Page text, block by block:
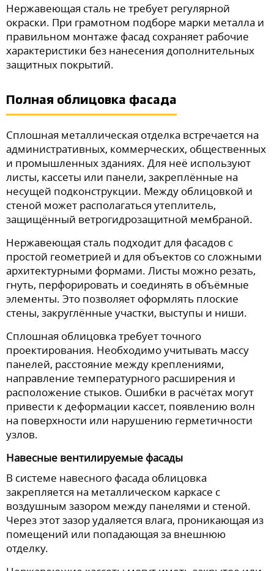
Нержавеющая сталь не требует регулярной
окраски. При грамотном подборе марки металла и
правильном монтаже фасад сохраняет рабочие
характеристики без нанесения дополнительных
защитных покрытий.
Полная облицовка фасада
Сплошная металлическая отделка встречается на
административных, коммерческих, общественных
и промышленных зданиях. Для неё используют
листы, кассеты или панели, закреплённые на
несущей подконструкции. Между облицовкой и
стеной может располагаться утеплитель,
защищённый ветрогидрозащитной мембраной.
Нержавеющая сталь подходит для фасадов с
простой геометрией и для объектов со сложными
архитектурными формами. Листы можно резать,
гнуть, перфорировать и соединять в объёмные
элементы. Это позволяет оформлять плоские
стены, закруглённые участки, выступы и ниши.
Сплошная облицовка требует точного
проектирования. Необходимо учитывать массу
панелей, расстояние между креплениями,
направление температурного расширения и
расположение стыков. Ошибки в расчётах могут
привести к деформации кассет, появлению волн
на поверхности или нарушению герметичности
узлов.
Навесные вентилируемые фасады
В системе навесного фасада облицовка
закрепляется на металлическом каркасе с
воздушным зазором между панелями и стеной.
Через этот зазор удаляется влага, проникающая из
помещений или попадающая за внешнюю
отделку.